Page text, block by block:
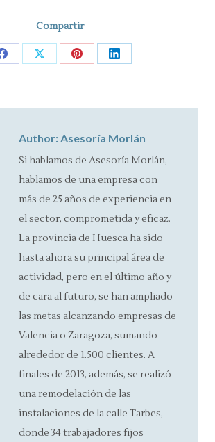
Compartir
Share Share Share Share
Author:Asesoría Morlán
Si hablamos de Asesoría Morlán,
hablamos de una empresa con
más de 25 años de experiencia en
el sector, comprometida y eficaz.
La provincia de Huesca ha sido
hasta ahora su principal área de
actividad, pero en el último año y
de cara al futuro, se han ampliado
las metas alcanzando empresas de
Valencia o Zaragoza, sumando
alrededor de 1.500 clientes. A
finales de 2013, además, se realizó
una remodelación de las
instalaciones de la calle Tarbes,
donde 34 trabajadores fijos